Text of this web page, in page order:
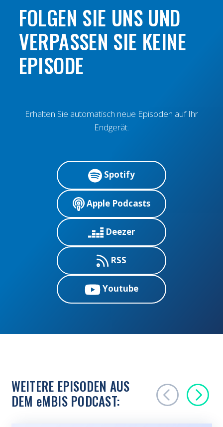
FOLGEN SIE UNS UND
VERPASSEN SIE KEINE
EPISODE
Erhalten Sie automatisch neue Episoden auf Ihr
Endgerät.
Spotify
Apple Podcasts
Deezer
RSS
Youtube
WEITERE EPISODEN AUS
DEM eMBIS PODCAST: